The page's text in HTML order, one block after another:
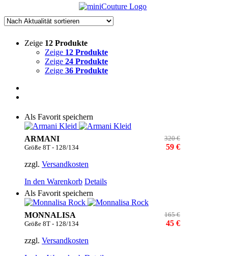
Zeige 12 Produkte
Zeige 12 Produkte
Zeige 24 Produkte
Zeige 36 Produkte
Als Favorit speichern
ARMANI
Größe 8T - 128/134
320 €
59 €
zzgl. Versandkosten
In den Warenkorb Details
Als Favorit speichern
MONNALISA
Größe 8T - 128/134
165 €
45 €
zzgl. Versandkosten